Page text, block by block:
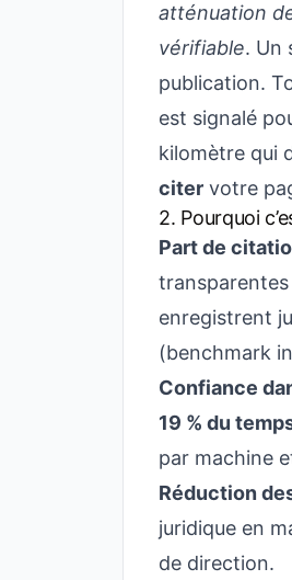
atténuation
vérifiable. Un
publication.
est signalé
kilomètre qui
citer votre
2. Pourquoi
Part de
transparentes
enregistrent
(benchmark
Confiance
19 % du
par machine
Réduction
juridique en
de direction.